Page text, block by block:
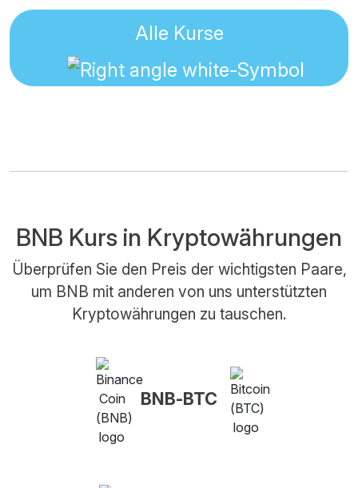
Alle Kurse
BNB Kurs in Kryptowährungen
Überprüfen Sie den Preis der wichtigsten Paare,
um BNB mit anderen von uns unterstützten
Kryptowährungen zu tauschen.
BNB-BTC